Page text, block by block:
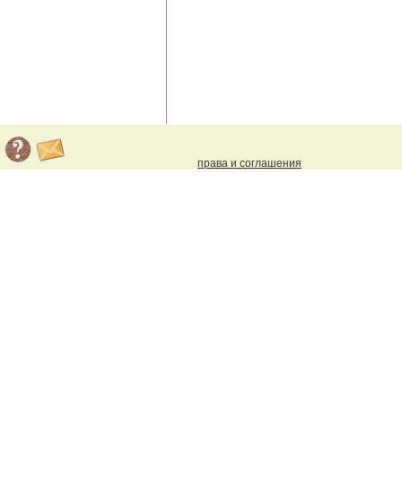
права и соглашения